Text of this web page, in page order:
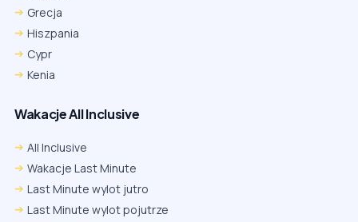
Grecja
Hiszpania
Cypr
Kenia
Wakacje All Inclusive
All Inclusive
Wakacje Last Minute
Last Minute wylot jutro
Last Minute wylot pojutrze